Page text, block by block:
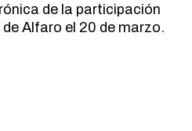
de la participación
Alfaro el 20 de marzo.